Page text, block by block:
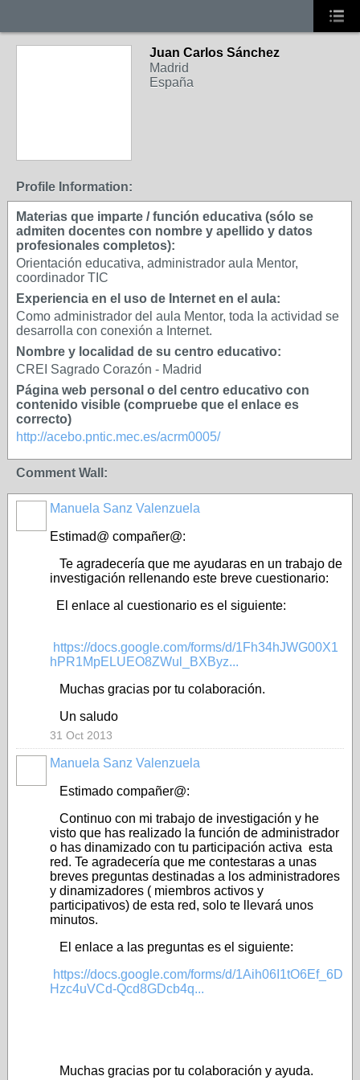
Juan Carlos Sánchez
Madrid
España
Profile Information:
Materias que imparte / función educativa (sólo se
admiten docentes con nombre y apellido y datos
profesionales completos):
Orientación educativa, administrador aula Mentor,
coordinador TIC
Experiencia en el uso de Internet en el aula:
Como administrador del aula Mentor, toda la actividad se
desarrolla con conexión a Internet.
Nombre y localidad de su centro educativo:
CREI Sagrado Corazón - Madrid
Página web personal o del centro educativo con
contenido visible (compruebe que el enlace es
correcto)
http://acebo.pntic.mec.es/acrm0005/
Comment Wall:
Manuela Sanz Valenzuela
Estimad@ compañer@:
Te agradecería que me ayudaras en un trabajo de
investigación rellenando este breve cuestionario:
El enlace al cuestionario es el siguiente:
https://docs.google.com/forms/d/1Fh34hJWG00X1
hPR1MpELUEO8ZWul_BXByz...
Muchas gracias por tu colaboración.
Un saludo
31 Oct 2013
Manuela Sanz Valenzuela
Estimado compañer@:
Continuo con mi trabajo de investigación y he
visto que has realizado la función de administrador
o has dinamizado con tu participación activa esta
red. Te agradecería que me contestaras a unas
breves preguntas destinadas a los administradores
y dinamizadores ( miembros activos y
participativos) de esta red, solo te llevará unos
minutos.
El enlace a las preguntas es el siguiente:
https://docs.google.com/forms/d/1Aih06I1tO6Ef_6D
Hzc4uVCd-Qcd8GDcb4q...
Muchas gracias por tu colaboración y ayuda.